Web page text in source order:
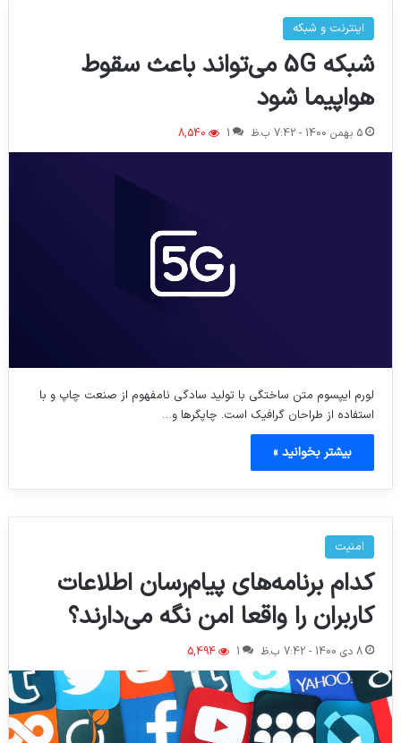
اینترنت و شبکه
شبکه 5G می‌تواند باعث سقوط
هواپیما شود
5 بهمن 1400 - 7:42 ب.ظ 1
8,540
لورم ایپسوم متن ساختگی با تولید سادگی نامفهوم از صنعت چاپ و با
استفاده از طراحان گرافیک است. چاپگرها و…
بیشتر بخوانید »
امنیت
کدام برنامه‌های پیام‌رسان اطلاعات
کاربران را واقعا امن نگه می‌دارند؟
8 دی 1400 - 7:42 ب.ظ 1
5,494